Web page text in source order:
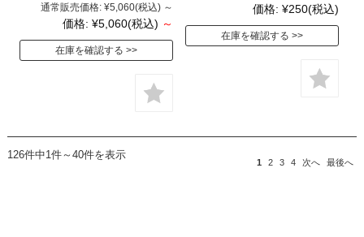
通常販売価格: ¥5,060(税込) ～
価格: ¥5,060(税込) ～
在庫を確認する
価格: ¥250(税込)
在庫を確認する
126件中1件～40件を表示
1 2 3 4 次へ 最後へ